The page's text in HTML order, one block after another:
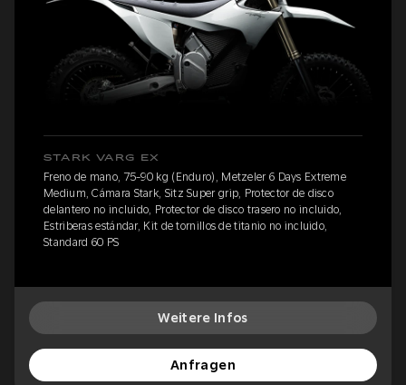
STARK VARG EX
Freno de mano, 75-90 kg (Enduro), Metzeler 6 Days Extreme
Medium, Cámara Stark, Sitz Super grip, Protector de disco
delantero no incluido, Protector de disco trasero no incluido,
Estriberas estándar, Kit de tornillos de titanio no incluido,
Standard 60 PS
Weitere Infos
Anfragen